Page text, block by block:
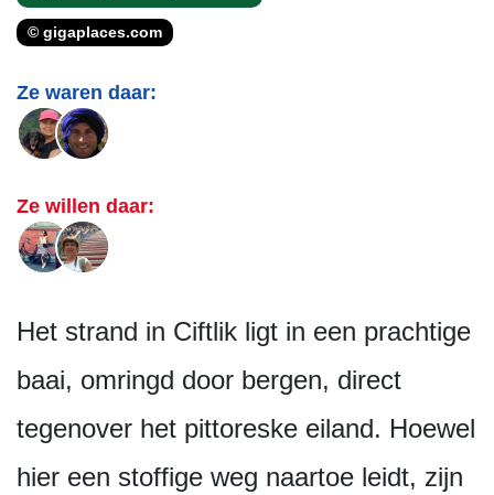
© gigaplaces.com
Ze waren daar:
Ze willen daar:
Het strand in Ciftlik ligt in een prachtige
baai, omringd door bergen, direct
tegenover het pittoreske eiland. Hoewel
hier een stoffige weg naartoe leidt, zijn